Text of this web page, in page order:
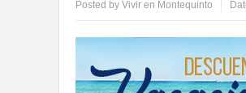
Posted by Vivir en Montequinto